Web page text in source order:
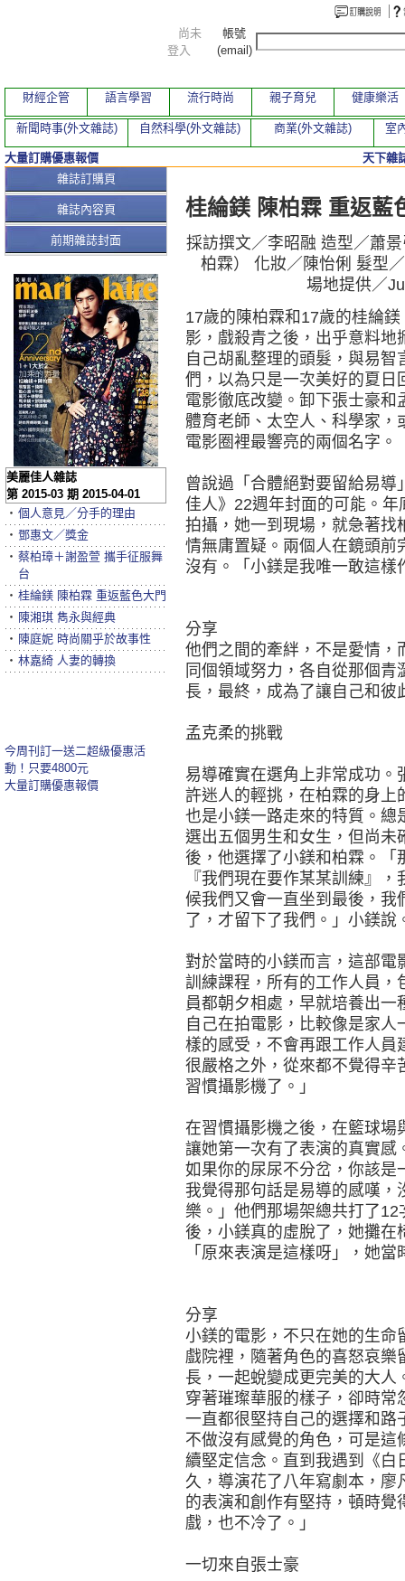
本期文章
桂綸鎂 陳柏霖 重返藍
採訪撰文／李昭融 造型／蕭
柏霖） 化妝／陳怡俐 髮型
場地提供／
17歲的陳柏霖和17歲的桂綸
影，戲殺青之後，出乎意料地
自己胡亂整理的頭髮，與易
們，以為只是一次美好的夏日
電影徹底改變。卸下張士豪
體育老師、太空人、科學家
電影圈裡最響亮的兩個名字。
曾說過「合體絕對要留給易
佳人》22週年封面的可能。
拍攝，她一到現場，就急著找
情無庸置疑。兩個人在鏡頭前
沒有。「小鎂是我唯一敢這
分享
他們之間的牽絆，不是愛情，
同個領域努力，各自從那個
長，最終，成為了讓自己和彼
孟克柔的挑戰
易導確實在選角上非常成功
許迷人的輕挑，在柏霖的身上
也是小鎂一路走來的特質。總
選出五個男生和女生，但尚未
後，他選擇了小鎂和柏霖。「
『我們現在要作某某訓練』
候我們又會一直坐到最後，我
了，才留下了我們。」小鎂說
對於當時的小鎂而言，這部電
訓練課程，所有的工作人員，
員都朝夕相處，早就培養出
自己在拍電影，比較像是家
樣的感受，不會再跟工作人員
很嚴格之外，從來都不覺得辛
習慣攝影機了。」
在習慣攝影機之後，在籃球場
讓她第一次有了表演的真實感
如果你的尿尿不分岔，你該是
我覺得那句話是易導的感嘆
樂。」他們那場架總共打了
後，小鎂真的虛脫了，她攤在
「原來表演是這樣呀」，她當
分享
小鎂的電影，不只在她的生命
戲院裡，隨著角色的喜怒哀樂
長，一起蛻變成更完美的大
穿著璀璨華服的樣子，卻時
一直都很堅持自己的選擇和路
不做沒有感覺的角色，可是
續堅定信念。直到我遇到《白
久，導演花了八年寫劇本，廖
的表演和創作有堅持，頓時
戲，也不冷了。」
一切來自張士豪
雜誌訂購頁
雜誌內容頁
前期雜誌封面
美麗佳人雜誌
第 2015-03 期 2015-04-01
‧ 個人意見／分手的理由
‧ 鄧惠文／獎金
‧ 蔡柏璋＋謝盈萱 攜手征服舞
台
‧ 桂綸鎂 陳柏霖 重返藍色大門
‧ 陳湘琪 雋永與經典
‧ 陳庭妮 時尚關乎於故事性
‧ 林嘉綺 人妻的轉換
今周刊訂一送二超級優惠活
動！只要4800元
大量訂購優惠報價
尚未
登入
帳號
(email)
財經企管 語言學習 流行時尚 親子育兒 健康樂活
新聞時事(外文雜誌) 自然科學(外文雜誌) 商業(外文雜誌) 室
大量訂購優惠報價 天下雜